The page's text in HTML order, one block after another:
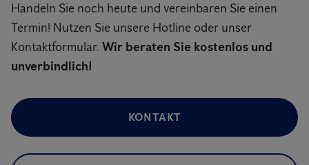
Handeln Sie noch heute und vereinbaren Sie einen
Termin! Nutzen Sie unsere Hotline oder unser
Kontaktformular. Wir beraten Sie kostenlos und
unverbindlich!
KONTAKT